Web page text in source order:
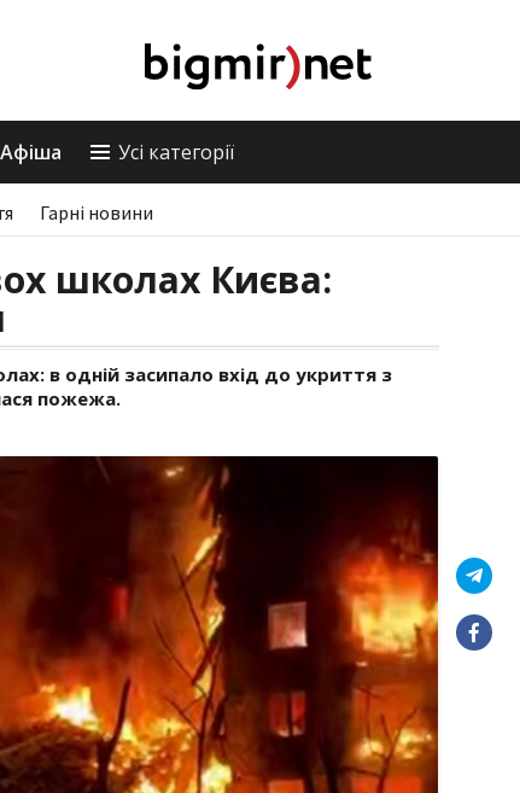
Афіша Усі категорії
Гарні новини
школах Києва:
в одній засипало вхід до укриття з
пожежа.